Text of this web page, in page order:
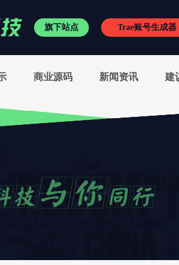
旗下站点
RVC变声王 / 小启频谱
小
有趣相机 神狐水印克星 /
抖音刷赞平台 / 软著代办
Trae账号生成器
商业源码 新闻资讯 建